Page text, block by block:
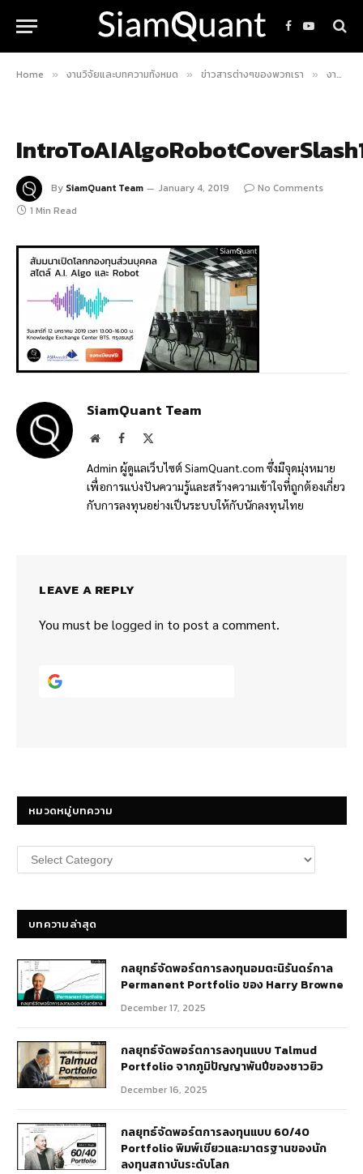
Facebook
YouTube
Home » งานวิจัยและบทความทั้งหมด » ข่าวสารต่างๆของพวกเรา » งานสัมมนา “เปิดโลกกองทุนส่วนบุคคลสไตล์ Quant Fund (A.I. Algo & Robot)” โดย SiamQuant
By SiamQuant Team January 4, 2019
No Comments
1 Min Read
SiamQuant Team
WebsiteFacebook
Admin ผู้ดูแลเว็บไซต์ SiamQuant.com ซึ่งมีจุดมุ่งหมาย
เพื่อการแบ่งปันความรู้และสร้างความเข้าใจที่ถูกต้องเกี่ยว
กับการลงทุนอย่างเป็นระบบให้กับนักลงทุนไทย
LEAVE A REPLY
You must be logged in to post a comment.
หมวดหมู่บทความ
หมวด
หมู่
บทความล่าสุด
กลยุทธ์​จัดพอร์ตการลงทุนอมตะนิรันดร์กาล
Permanent Portfolio ของ Harry Browne
December 17, 2025
กลยุทธ์จัดพอร์ตการลงทุนแบบ Talmud
Portfolio จากภูมิปัญญาพันปีของชาวยิว
December 16, 2025
กลยุทธ์จัดพอร์ตการลงทุนแบบ 60/40
Portfolio พิมพ์เขียวและมาตรฐานของนัก
ลงทุนสถาบันระดับโลก